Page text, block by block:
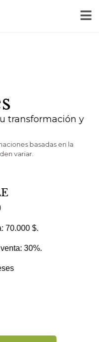
transformación y
basadas en la
variar.
70.000 $.
30%.